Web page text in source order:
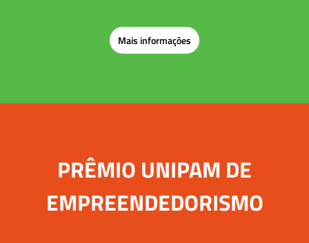
Mais informações
PRÊMIO UNIPAM DE
EMPREENDEDORISMO